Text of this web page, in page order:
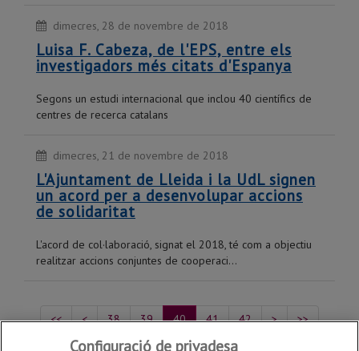
dimecres, 28 de novembre de 2018
Luisa F. Cabeza, de l'EPS, entre els
investigadors més citats d'Espanya
Segons un estudi internacional que inclou 40 científics de
centres de recerca catalans
dimecres, 21 de novembre de 2018
L'Ajuntament de Lleida i la UdL signen
un acord per a desenvolupar accions
de solidaritat
L'acord de col·laboració, signat el 2018, té com a objectiu
realitzar accions conjuntes de cooperaci...
<< < 38 39 40 41 42 > >>
Configuració de privadesa